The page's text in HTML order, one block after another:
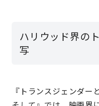
ハリウッド界の
写
『トランスジェンダー